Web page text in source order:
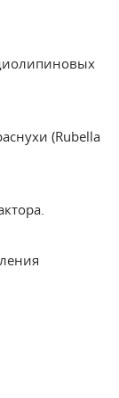
(Rubella